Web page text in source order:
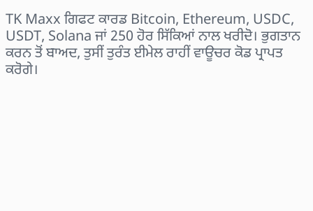
TK Maxx ਗਿਫਟ ਕਾਰਡ Bitcoin, Ethereum, USDC,
USDT, Solana ਜਾਂ 250 ਹੋਰ ਸਿੱਕਿਆਂ ਨਾਲ ਖਰੀਦੋ। ਭੁਗਤਾਨ
ਕਰਨ ਤੋਂ ਬਾਅਦ, ਤੁਸੀਂ ਤੁਰੰਤ ਈਮੇਲ ਰਾਹੀਂ ਵਾਊਚਰ ਕੋਡ ਪ੍ਰਾਪਤ
ਕਰੋਗੇ।